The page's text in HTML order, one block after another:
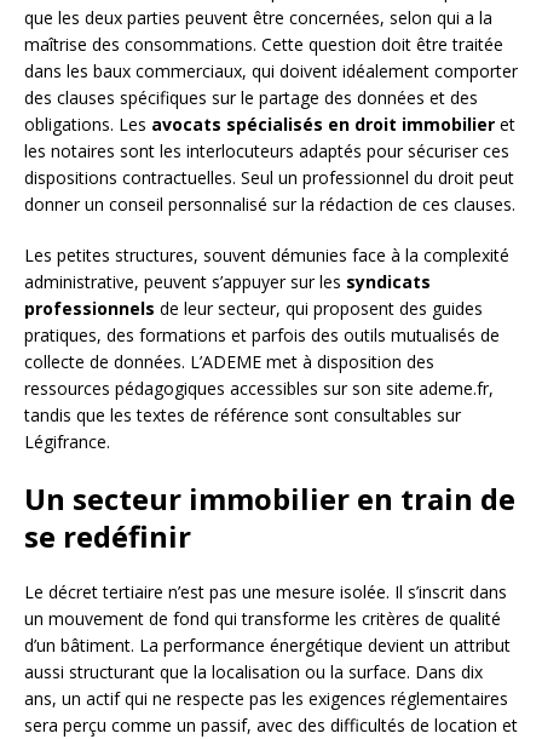
que les deux parties peuvent être concernées, selon qui a la
maîtrise des consommations. Cette question doit être traitée
dans les baux commerciaux, qui doivent idéalement comporter
des clauses spécifiques sur le partage des données et des
obligations. Les avocats spécialisés en droit immobilier et
les notaires sont les interlocuteurs adaptés pour sécuriser ces
dispositions contractuelles. Seul un professionnel du droit peut
donner un conseil personnalisé sur la rédaction de ces clauses.
Les petites structures, souvent démunies face à la complexité
administrative, peuvent s’appuyer sur les syndicats
professionnels de leur secteur, qui proposent des guides
pratiques, des formations et parfois des outils mutualisés de
collecte de données. L’ADEME met à disposition des
ressources pédagogiques accessibles sur son site ademe.fr,
tandis que les textes de référence sont consultables sur
Légifrance.
Un secteur immobilier en train de
se redéfinir
Le décret tertiaire n’est pas une mesure isolée. Il s’inscrit dans
un mouvement de fond qui transforme les critères de qualité
d’un bâtiment. La performance énergétique devient un attribut
aussi structurant que la localisation ou la surface. Dans dix
ans, un actif qui ne respecte pas les exigences réglementaires
sera perçu comme un passif, avec des difficultés de location et